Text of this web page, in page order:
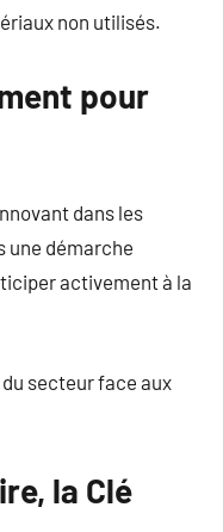
non utilisés.
pour
dans les
une démarche
activement à la
secteur face aux
la Clé